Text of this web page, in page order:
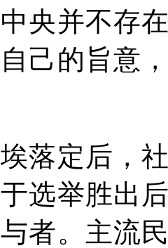
央并不存
己的旨意
落定后，
选举胜出
者。主流